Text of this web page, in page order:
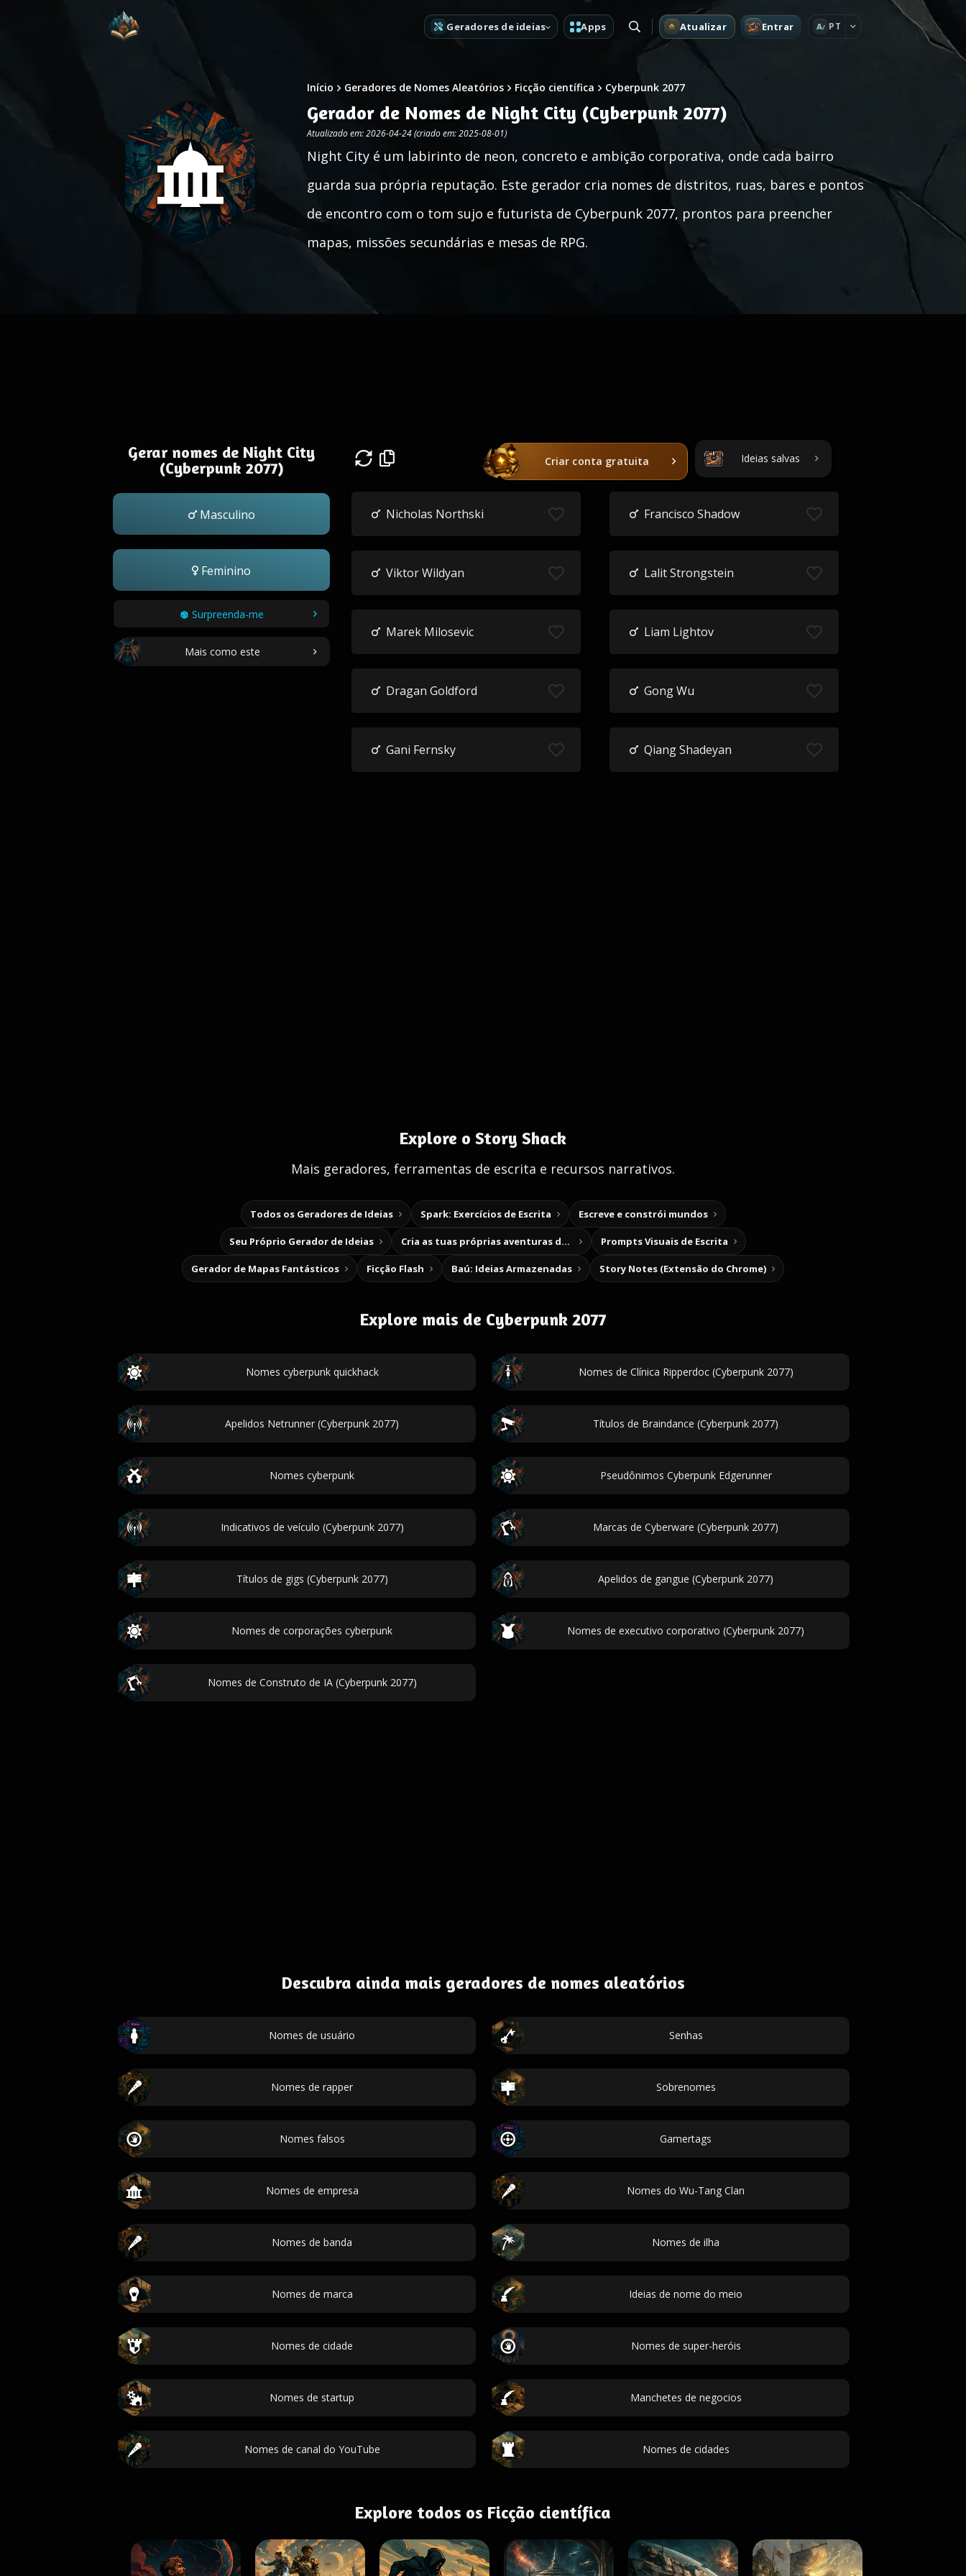
Geradores de ideias Apps Atualizar Entrar A PT
Início Geradores de Nomes Aleatórios Ficção científica Cyberpunk 2077
Gerador de Nomes de Night City (Cyberpunk 2077)
Atualizado em: 2026-04-24 (criado em: 2025-08-01)
Night City é um labirinto de neon, concreto e ambição corporativa, onde cada bairro
guarda sua própria reputação. Este gerador cria nomes de distritos, ruas, bares e pontos
de encontro com o tom sujo e futurista de Cyberpunk 2077, prontos para preencher
mapas, missões secundárias e mesas de RPG.
Gerar nomes de Night City
(Cyberpunk 2077)
Masculino
Feminino
Surpreenda-me
Mais como este
Criar conta gratuita Ideias salvas
Nicholas Northski Francisco Shadow
Viktor Wildyan Lalit Strongstein
Marek Milosevic Liam Lightov
Dragan Goldford Gong Wu
Gani Fernsky Qiang Shadeyan
Explore o Story Shack
Mais geradores, ferramentas de escrita e recursos narrativos.
Todos os Geradores de Ideias Spark: Exercícios de Escrita Escreve e constrói mundos
Seu Próprio Gerador de Ideias Cria as tuas próprias aventuras de escolha Prompts Visuais de Escrita
Gerador de Mapas Fantásticos Ficção Flash Baú: Ideias Armazenadas Story Notes (Extensão do Chrome)
Explore mais de Cyberpunk 2077
Nomes cyberpunk quickhack Nomes de Clínica Ripperdoc (Cyberpunk 2077)
Apelidos Netrunner (Cyberpunk 2077) Títulos de Braindance (Cyberpunk 2077)
Nomes cyberpunk Pseudônimos Cyberpunk Edgerunner
Indicativos de veículo (Cyberpunk 2077) Marcas de Cyberware (Cyberpunk 2077)
Títulos de gigs (Cyberpunk 2077) Apelidos de gangue (Cyberpunk 2077)
Nomes de corporações cyberpunk Nomes de executivo corporativo (Cyberpunk 2077)
Nomes de Construto de IA (Cyberpunk 2077)
Descubra ainda mais geradores de nomes aleatórios
Nomes de usuário Senhas
Nomes de rapper Sobrenomes
Nomes falsos Gamertags
Nomes de empresa Nomes do Wu-Tang Clan
Nomes de banda Nomes de ilha
Nomes de marca Ideias de nome do meio
Nomes de cidade Nomes de super-heróis
Nomes de startup Manchetes de negocios
Nomes de canal do YouTube Nomes de cidades
Explore todos os Ficção científica